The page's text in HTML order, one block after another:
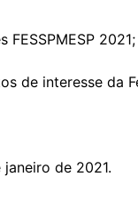
FESSPMESP 2021;
de interesse da
de 2021.